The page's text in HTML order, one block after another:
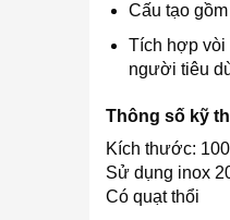
Cấu tạo
Tích hợp vòi
người tiêu
Thông số kỹ
Kích thước:
Sử dụng inox
Có quạt thổi